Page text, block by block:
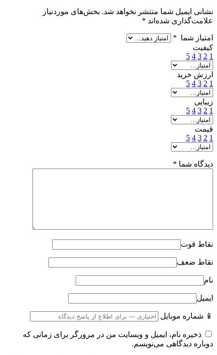
نشانی ایمیل شما منتشر نخواهد شد. بخش‌های موردنیاز
علامت‌گذاری شده‌اند *
امتیاز شما *
کیفیت
1
2
3
4
5
ارزش خرید
1
2
3
4
5
زیبایی
1
2
3
4
5
قیمت
1
2
3
4
5
دیدگاه شما *
نقاط قوت
نقاط ضعف
نام
ایمیل
📱 شماره موبایل
ذخیره نام، ایمیل و وبسایت من در مرورگر برای زمانی که
دوباره دیدگاهی می‌نویسم.